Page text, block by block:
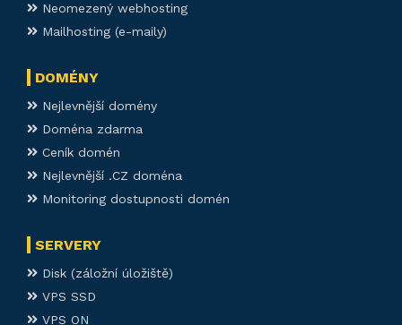
Neomezený webhosting
Mailhosting (e-maily)
DOMÉNY
Nejlevnější domény
Doména zdarma
Ceník domén
Nejlevnější .CZ doména
Monitoring dostupnosti domén
SERVERY
Disk (záložní úložiště)
VPS SSD
VPS ON